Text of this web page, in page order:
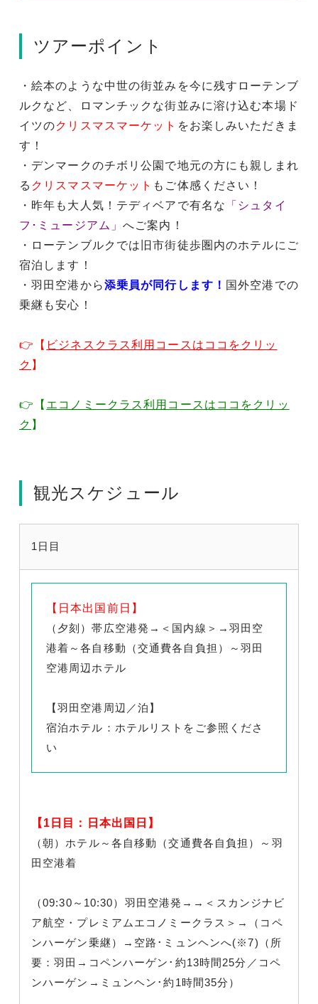
ツアーポイント
・絵本のような中世の街並みを今に残すローテンブ
ルクなど、ロマンチックな街並みに溶け込む本場ド
イツのクリスマスマーケット をお楽しみいただきま
す！
・デンマークのチボリ公園で地元の方にも親しまれ
る クリスマスマーケット もご体感ください！
・昨年も大人気！テディベアで有名な
「シュタイ
フ･ミュージアム」へご案内！
・ローテンブルクでは旧市街徒歩圏内のホテルにご
宿泊します！
・羽田空港から添乗員が同行します！ 国外空港での
乗継も安心！
👉【 ビジネスクラス利用コースはココをクリッ
ク 】
👉【 エコノミークラス利用コースはココをクリッ
ク 】
観光スケジュール
1日目
【日本出国前日】
（夕刻）帯広空港発→＜国内線＞→羽田空
港着～各自移動（交通費各自負担）～羽田
空港周辺ホテル
【羽田空港周辺／泊】
宿泊ホテル：ホテルリストをご参照くださ
い
【1日目：日本出国日】
（朝）ホテル～各自移動（交通費各自負担）～羽
田空港着
（09:30～10:30）羽田空港発→→＜スカンジナビ
ア航空・プレミアムエコノミークラス＞→（コペ
ンハーゲン乗継）→空路･ミュンヘンへ(※7)（所
要：羽田→コペンハーゲン･約13時間25分／コペ
ンハーゲン→ミュンヘン･約1時間35分）